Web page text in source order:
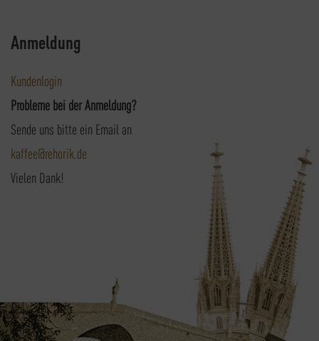
Anmeldung
Kundenlogin
Probleme bei der Anmeldung?
Sende uns bitte ein Email an
kaffee@rehorik.de
Vielen Dank!